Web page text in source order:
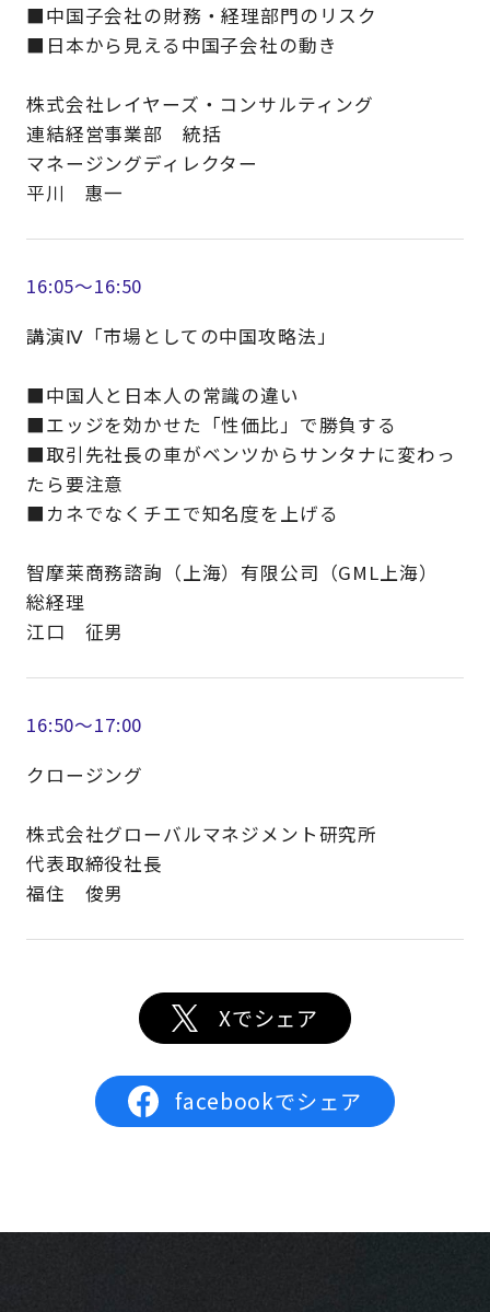
■中国子会社の財務・経理部門のリスク
■日本から見える中国子会社の動き
株式会社レイヤーズ・コンサルティング
連結経営事業部 統括
マネージングディレクター
平川 惠一
16:05～16:50
講演Ⅳ「市場としての中国攻略法」
■中国人と日本人の常識の違い
■エッジを効かせた「性価比」で勝負する
■取引先社長の車がベンツからサンタナに変わっ
たら要注意
■カネでなくチエで知名度を上げる
智摩莱商務諮詢（上海）有限公司（GML上海）
総経理
江口 征男
16:50～17:00
クロージング
株式会社グローバルマネジメント研究所
代表取締役社長
福住 俊男
Xでシェア
facebookでシェア